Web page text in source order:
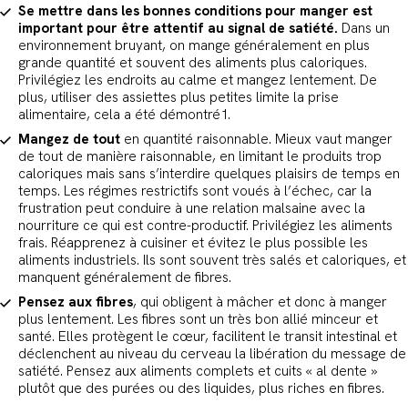
Se mettre dans les bonnes conditions pour manger est
important pour être attentif au signal de satiété. Dans un
environnement bruyant, on mange généralement en plus
grande quantité et souvent des aliments plus caloriques.
Privilégiez les endroits au calme et mangez lentement. De
plus, utiliser des assiettes plus petites limite la prise
alimentaire, cela a été démontré1.
Mangez de tout en quantité raisonnable. Mieux vaut manger
de tout de manière raisonnable, en limitant le produits trop
caloriques mais sans s’interdire quelques plaisirs de temps en
temps. Les régimes restrictifs sont voués à l’échec, car la
frustration peut conduire à une relation malsaine avec la
nourriture ce qui est contre-productif. Privilégiez les aliments
frais. Réapprenez à cuisiner et évitez le plus possible les
aliments industriels. Ils sont souvent très salés et caloriques, et
manquent généralement de fibres.
Pensez aux fibres, qui obligent à mâcher et donc à manger
plus lentement. Les fibres sont un très bon allié minceur et
santé. Elles protègent le cœur, facilitent le transit intestinal et
déclenchent au niveau du cerveau la libération du message de
satiété. Pensez aux aliments complets et cuits « al dente »
plutôt que des purées ou des liquides, plus riches en fibres.